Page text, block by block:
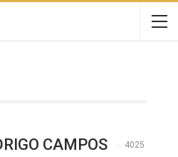
CAMPOS
4025